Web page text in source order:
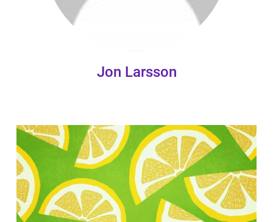
Jon Larsson